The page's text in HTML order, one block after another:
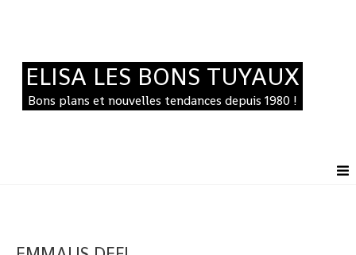
ELISA LES BONS TUYAUX
Bons plans et nouvelles tendances depuis 1980 !